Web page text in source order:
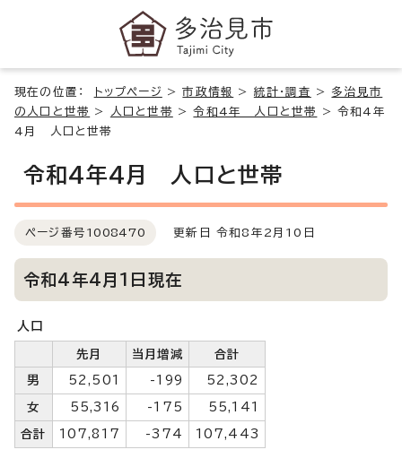
現在の位置： トップページ >市政情報 > 統計・調査 >多治見市
の人口と世帯
> 人口と世帯 >令和4年 人口と世帯 >令和4年
4月 人口と世帯
令和4年4月 人口と世帯
ページ番号 1008470 更新日 令和8年2月10日
令和4年4月1日現在
人口
先月 当月増減 合計
男 52,501 -199 52,302
女 55,316 -175 55,141
合計 107,817 -374 107,443